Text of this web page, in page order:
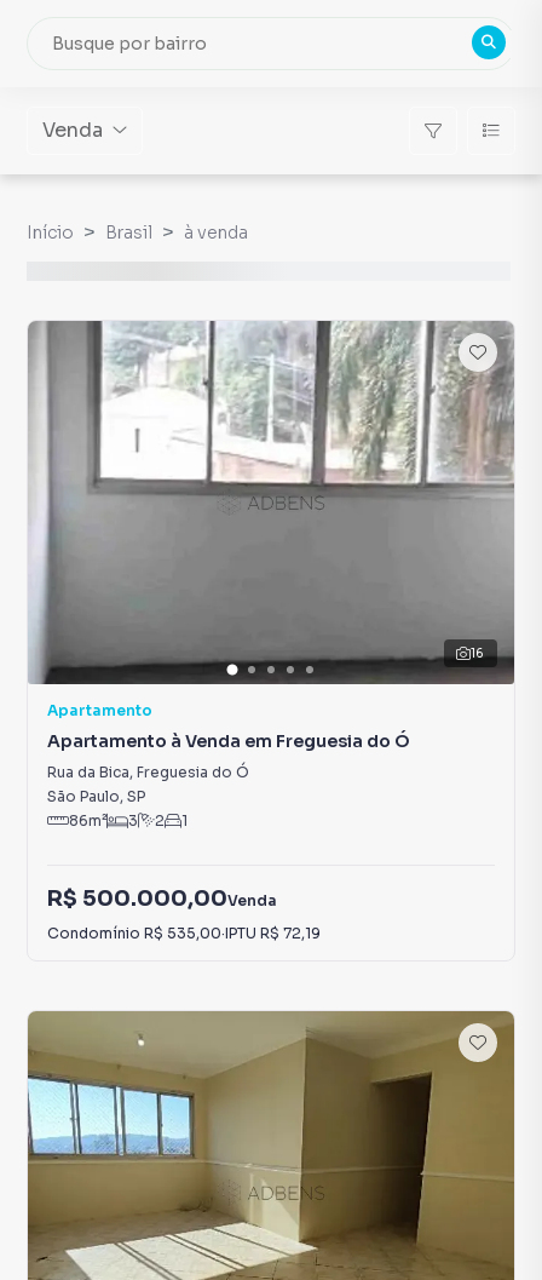
Venda
Início Brasil à venda
16
Apartamento
Apartamento à Venda em Freguesia do Ó
Rua da Bica, Freguesia do Ó
São Paulo, SP
86m² 3 2 1
R$ 500.000,00Venda
Condomínio R$ 535,00·IPTU R$ 72,19